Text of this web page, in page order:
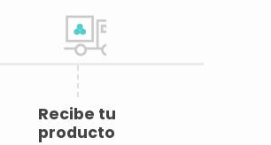
Recibe tu
producto